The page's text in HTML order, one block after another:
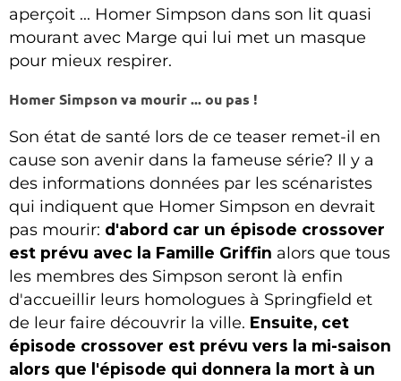
aperçoit ... Homer Simpson dans son lit quasi
mourant avec Marge qui lui met un masque
pour mieux respirer.
Homer Simpson va mourir ... ou pas !
Son état de santé lors de ce teaser remet-il en
cause son avenir dans la fameuse série? Il y a
des informations données par les scénaristes
qui indiquent que Homer Simpson en devrait
pas mourir: d'abord car un épisode crossover
est prévu avec la Famille Griffin alors que tous
les membres des Simpson seront là enfin
d'accueillir leurs homologues à Springfield et
de leur faire découvrir la ville. Ensuite, cet
épisode crossover est prévu vers la mi-saison
alors que l'épisode qui donnera la mort à un